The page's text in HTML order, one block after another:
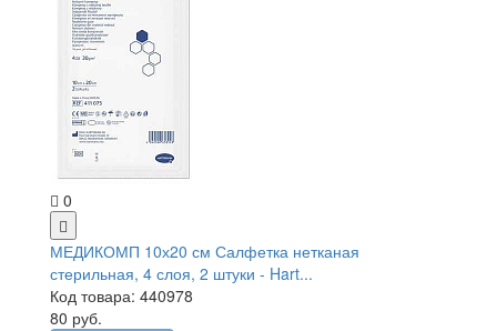
0
МЕДИКОМП 10х20 см Салфетка нетканая
стерильная, 4 слоя, 2 штуки - Hart...
Код товара: 440978
80 руб.